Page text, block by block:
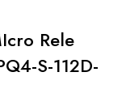
Rele
S-112D-